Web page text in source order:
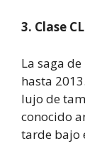
3. Clase
La saga
hasta
lujo de
conocido
tarde bajo